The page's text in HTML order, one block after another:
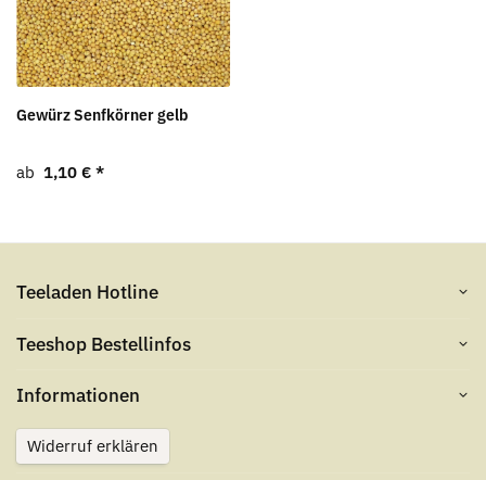
Gewürz Senfkörner gelb
ab 1,10 € *
Teeladen Hotline
Teeshop Bestellinfos
Informationen
Widerruf erklären